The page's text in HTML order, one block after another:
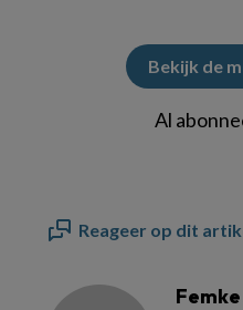
Bekijk de
Al
Reageer op dit